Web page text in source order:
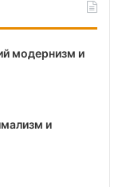
модернизм и
и